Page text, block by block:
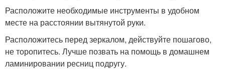
Расположите необходимые инструменты в удобном
месте на расстоянии вытянутой руки.
Расположитесь перед зеркалом, действуйте пошагово,
не торопитесь. Лучше позвать на помощь в домашнем
ламинировании ресниц подругу.